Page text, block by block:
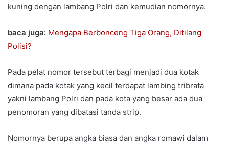
kuning dengan lambang Polri dan kemudian nomornya.
baca juga: Mengapa Berbonceng Tiga Orang, Ditilang
Polisi?
Pada pelat nomor tersebut terbagi menjadi dua kotak
dimana pada kotak yang kecil terdapat lambing tribrata
yakni lambang Polri dan pada kota yang besar ada dua
penomoran yang dibatasi tanda strip.
Nomornya berupa angka biasa dan angka romawi dalam